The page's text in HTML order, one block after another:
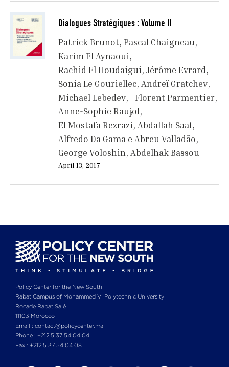
Dialogues Stratégiques : Volume II
Patrick Brunot Pascal Chaigneau
Karim El Aynaoui
Rachid El Houdaigui Jérôme Evrard
Sonia Le Gouriellec Andreï Gratchev
Michael Lebedev
Florent Parmentier
Anne-Sophie Raujol
El Mostafa Rezrazi Abdallah Saaf
Alfredo Da Gama e Abreu Valladão
George Voloshin Abdelhak Bassou
April 13, 2017
Policy Center for the New South
Rabat Campus of Mohammed VI Polytechnic University
Rocade Rabat Salé
11103 Morocco
Email : contact@policycenter.ma
Phone : +212 5 37 54 04 04
Fax : +212 5 37 54 04 08